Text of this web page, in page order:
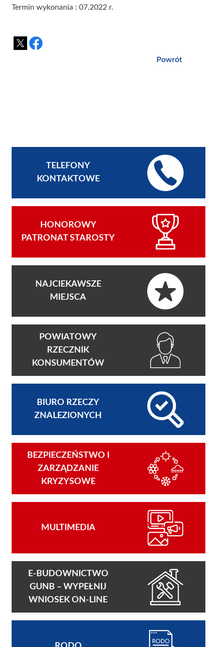
Termin wykonania : 07.2022 r.
Powrót
TELEFONY
KONTAKTOWE
HONOROWY
PATRONAT STAROSTY
NAJCIEKAWSZE
MIEJSCA
POWIATOWY
RZECZNIK
KONSUMENTÓW
BIURO RZECZY
ZNALEZIONYCH
BEZPIECZEŃSTWO I
ZARZĄDZANIE
KRYZYSOWE
MULTIMEDIA
E-BUDOWNICTWO
GUNB – WYPEŁNIJ
WNIOSEK ON-LINE